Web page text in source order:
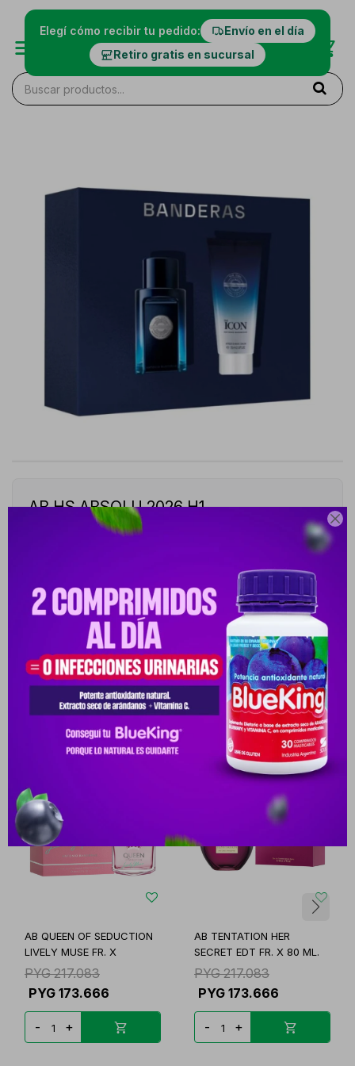

Elegí cómo recibir tu pedido:
Envío en el día
Retiro gratis en sucursal
AB HS ABSOLU 2026 H1
EDP80ML+DEO150ML
Este artículo está agotado.
Productos que te pueden interesar
AB QUEEN OF SEDUCTION
LIVELY MUSE FR. X
PYG 217.083
PYG 173.666
- +
AB TENTATION HER
SECRET EDT FR. X 80 ML.
PYG 217.083
PYG 173.666
- +